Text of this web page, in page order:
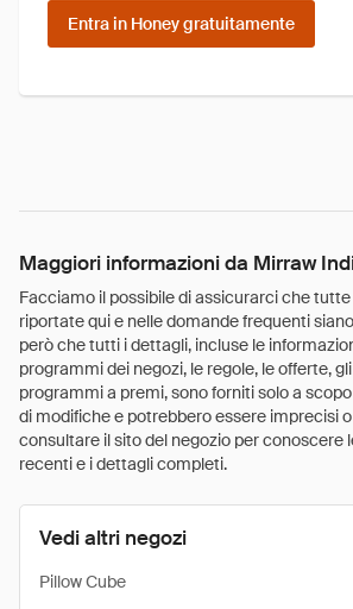
Entra in Honey gratuitamente
Maggiori informazioni da Mirraw
Facciamo il possibile di assicurarci che
riportate qui e nelle domande frequenti
però che tutti i dettagli, incluse le
programmi dei negozi, le regole, le offerte,
programmi a premi, sono forniti solo a
di modifiche e potrebbero essere imprecisi
consultare il sito del negozio per conoscere
recenti e i dettagli completi.
Vedi altri negozi
Pillow Cube